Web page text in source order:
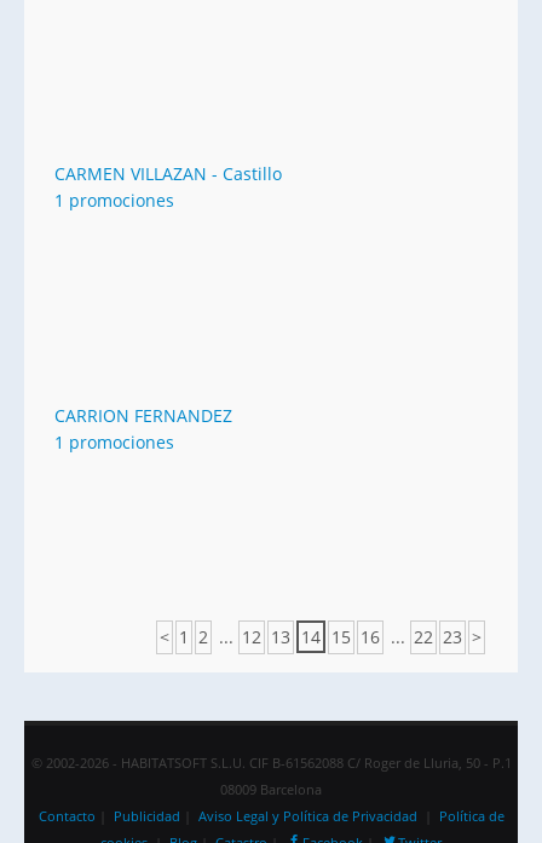
CARMEN VILLAZAN - Castillo
1 promociones
CARRION FERNANDEZ
1 promociones
< 1 2 ... 12 13 14 15 16 ... 22 23 >
© 2002-2026 - HABITATSOFT S.L.U. CIF B-61562088 C/ Roger de Lluria, 50 - P.1
08009 Barcelona
Contacto
Publicidad Aviso Legal y Política de Privacidad
Política de